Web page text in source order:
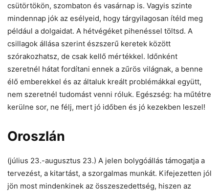
csütörtökön, szombaton és vasárnap is. Vagyis szinte
mindennap jók az esélyeid, hogy tárgyilagosan ítéld meg
például a dolgaidat. A hétvégéket pihenéssel töltsd. A
csillagok állása szerint észszerű keretek között
szórakozhatsz, de csak kellő mértékkel. Időnként
szeretnél hátat fordítani ennek a zűrös világnak, a benne
élő emberekkel és az általuk kreált problémákkal együtt,
nem szeretnél tudomást venni róluk. Egészség: ha műtétre
kerülne sor, ne félj, mert jó időben és jó kezekben leszel!
Oroszlán
(július 23.-augusztus 23.) A jelen bolygóállás támogatja a
tervezést, a kitartást, a szorgalmas munkát. Kifejezetten jól
jön most mindenkinek az összeszedettség, hiszen az